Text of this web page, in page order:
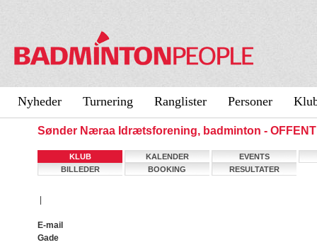
Nyheder Turnering Ranglister Personer
Sønder Næraa Idrætsforening, badminton -
KLUB KALENDER
EVENTS
BILLEDER
BOOKING RESULTATER
E-mail
Gade